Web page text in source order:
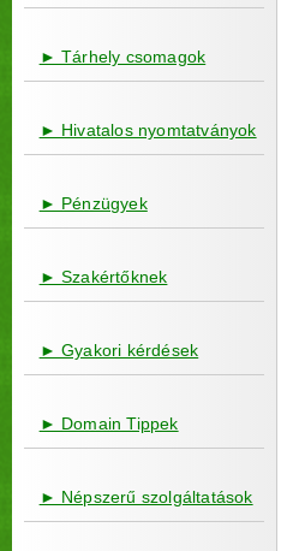
► Tárhely csomagok
► Hivatalos nyomtatványok
► Pénzügyek
► Szakértőknek
► Gyakori kérdések
► Domain Tippek
► Népszerű szolgáltatások